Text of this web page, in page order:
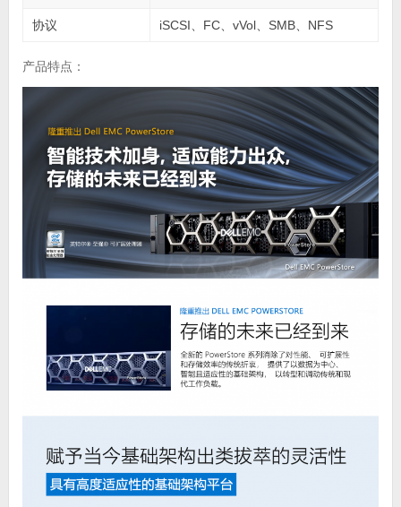
协议 iSCSI、FC、vVol、SMB、NFS
产品特点：